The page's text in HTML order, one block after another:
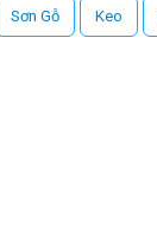
Sơn Gỗ Keo